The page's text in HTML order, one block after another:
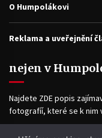
O Humpolákovi
Reklama a uveřejnění
nejen v
Najdete ZDE popis
fotografíí, které se k nim